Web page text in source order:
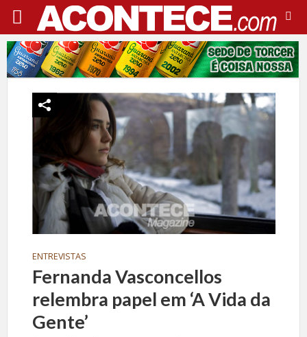
ENTREVISTAS
Fernanda Vasconcellos
relembra papel em ‘A Vida da
Gente’